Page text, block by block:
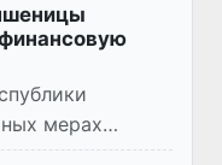
мерах